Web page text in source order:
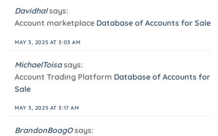
Davidhal says:
Account marketplace Database of Accounts for Sale
MAY 3, 2025 AT 3:03 AM
MichaelToisa says:
Account Trading Platform Database of Accounts for
Sale
MAY 3, 2025 AT 3:17 AM
BrandonBoagO says: